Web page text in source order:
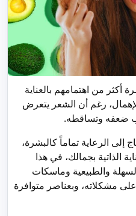
أكثر من اهتمامهم بالعناية
رغم أن الشعر يتعرض
ضعفه وتساقطه.
الرعاية تماماً كالبشرة،
الذاتية بجمالك، في هذا
والطبيعية وماسكات
مشكلاته، وبعناصر متوافرة